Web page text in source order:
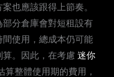
也應該跟得上節奏。
分倉庫會對短租設有
使用，總成本仍可能
算。因此，在考慮迷你
整體使用期的費用，